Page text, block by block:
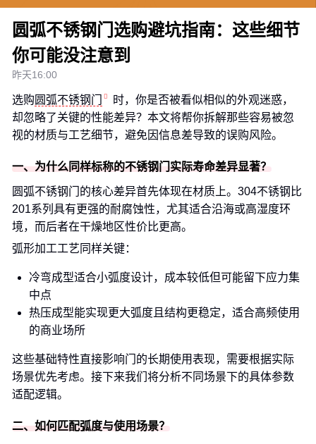
圆弧不锈钢门选购避坑指南：这些细节
你可能没注意到
昨天16:00
选购 圆弧不锈钢门
时，你是否被看似相似的外观迷惑，
却忽略了关键的性能差异？本文将帮你拆解那些容易被忽
视的材质与工艺细节，避免因信息差导致的误购风险。
一、为什么同样标称的不锈钢门实际寿命差异显著？
圆弧不锈钢门的核心差异首先体现在材质上。304不锈钢比
201系列具有更强的耐腐蚀性，尤其适合沿海或高湿度环
境，而后者在干燥地区性价比更高。
弧形加工工艺同样关键：
冷弯成型适合小弧度设计，成本较低但可能留下应力集
中点
热压成型能实现更大弧度且结构更稳定，适合高频使用
的商业场所
这些基础特性直接影响门的长期使用表现，需要根据实际
场景优先考虑。接下来我们将分析不同场景下的具体参数
适配逻辑。
二、如何匹配弧度与使用场景？